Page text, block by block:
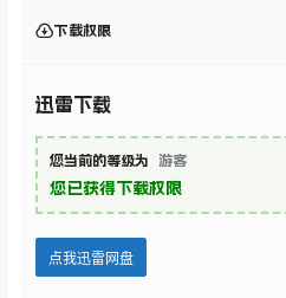
下载权限
迅雷下载
您当前的等级为 游客
您已获得下载权限
点我迅雷网盘